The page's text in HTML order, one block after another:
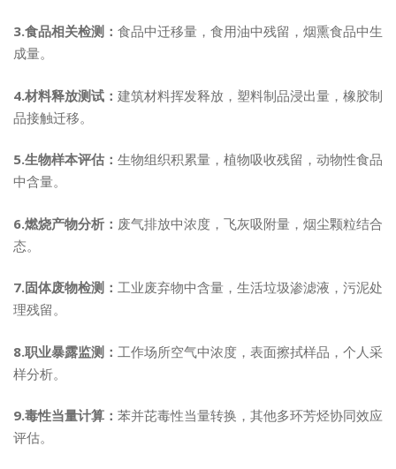
3.食品相关检测： 食品中迁移量，食用油中残留，烟熏食品中生
成量。
4.材料释放测试： 建筑材料挥发释放，塑料制品浸出量，橡胶制
品接触迁移。
5.生物样本评估： 生物组织积累量，植物吸收残留，动物性食品
中含量。
6.燃烧产物分析： 废气排放中浓度，飞灰吸附量，烟尘颗粒结合
态。
7.固体废物检测： 工业废弃物中含量，生活垃圾渗滤液，污泥处
理残留。
8.职业暴露监测： 工作场所空气中浓度，表面擦拭样品，个人采
样分析。
9.毒性当量计算： 苯并芘毒性当量转换，其他多环芳烃协同效应
评估。